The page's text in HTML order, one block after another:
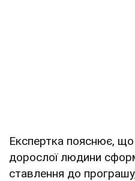
Експертка пояснює, що
дорослої людини
ставлення до